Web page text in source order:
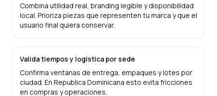
Combina utilidad real, branding legible y disponibilidad
local. Prioriza piezas que representen tu marca y que el
usuario final quiera conservar.
Valida tiempos y logistica por sede
Confirma ventanas de entrega, empaques y lotes por
ciudad. En Republica Dominicana esto evita fricciones
en compras y operaciones.